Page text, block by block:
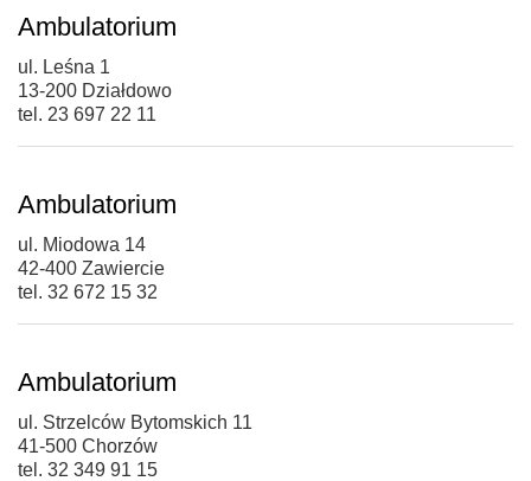
Ambulatorium
ul. Leśna 1
13-200 Działdowo
tel. 23 697 22 11
Ambulatorium
ul. Miodowa 14
42-400 Zawiercie
tel. 32 672 15 32
Ambulatorium
ul. Strzelców Bytomskich 11
41-500 Chorzów
tel. 32 349 91 15